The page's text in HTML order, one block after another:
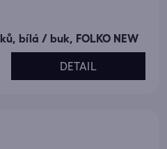
bílá / buk, FOLKO NEW
DETAIL